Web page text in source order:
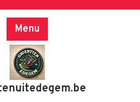
Menu